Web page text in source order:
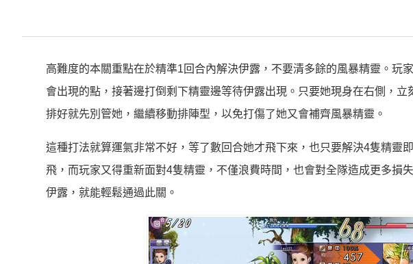
高難度的本關重點在於精準1回合內解決伊露，不要清多餘的風暴精靈。玩
會出現的點，接著邊打倒剩下精靈邊等待伊露出現。只要她現身在右側，
排好就先別管她，繼續移動排陣型，以免打傷了她又會補齊風暴精靈。
這種打法就算運氣非常不好，等了數回合她才飛下來，也只要解決4隻精靈
飛，而玩家又得重新面對4隻精靈，不僅浪費時間，也會對全隊造成更多損
伊露，就能輕鬆通過此關。